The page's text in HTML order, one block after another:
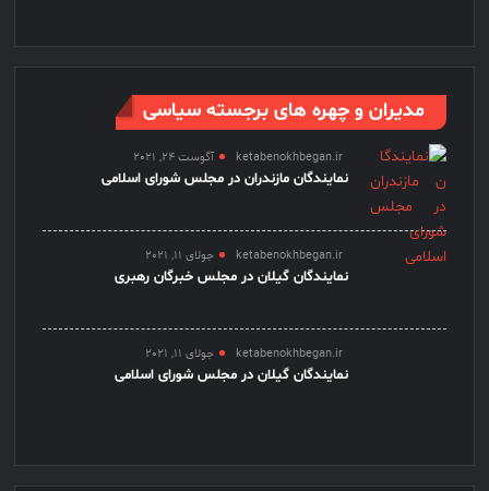
مدیران و چهره های برجسته سیاسی
ketabenokhbegan.ir آگوست 24, 2021
نمایندگان مازندران در مجلس شورای اسلامی
ketabenokhbegan.ir جولای 11, 2021
نمایندگان گیلان در مجلس خبرگان رهبری
ketabenokhbegan.ir جولای 11, 2021
نمایندگان گیلان در مجلس شورای اسلامی